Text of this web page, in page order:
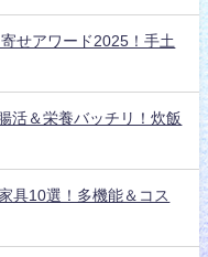
せアワード2025！手土
活＆栄養バッチリ！炊飯
具10選！多機能＆コス